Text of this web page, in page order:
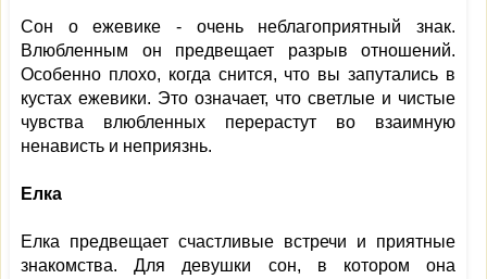
Сон о ежевике - очень неблагоприятный знак.
Влюбленным он предвещает разрыв отношений.
Особенно плохо, когда снится, что вы запутались в
кустах ежевики. Это означает, что светлые и чистые
чувства влюбленных перерастут во взаимную
ненависть и неприязнь.
Елка
Елка предвещает счастливые встречи и приятные
знакомства. Для девушки сон, в котором она